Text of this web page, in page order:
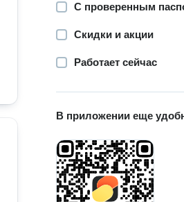
С проверенным
Скидки и акции
Работает сейчас
В приложении еще